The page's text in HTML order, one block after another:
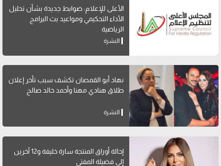
الأعلى للإعلام: ضوابط جديدة بشأن تحليل
الأداء التحكيمي ومواعيد بث البرامج
الرياضية
النشرة
نهاد أبو القمصان تكشف سبب تأخر إعلان
طلاق هنادي مهنا وأحمد خالد صالح
النشرة
إحالة أوراق المنتجة سارة خليفة و12 آخرين
إلى فضيلة المفتي